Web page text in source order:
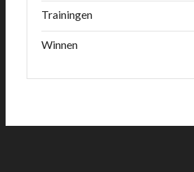
Trainingen
Winnen